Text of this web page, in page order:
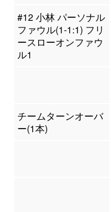
#12 小林 パーソナル
ファウル(1-1:1) フリ
ースローオンファウ
ル1
チームターンオーバ
ー(1本)